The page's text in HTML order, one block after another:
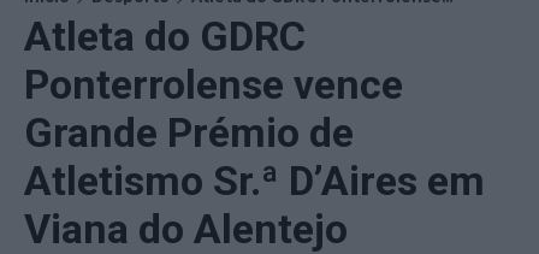
Atleta do GDRC
Ponterrolense vence
Grande Prémio de
Atletismo Sr.ª D’Aires em
Viana do Alentejo